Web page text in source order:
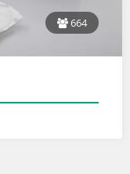
664